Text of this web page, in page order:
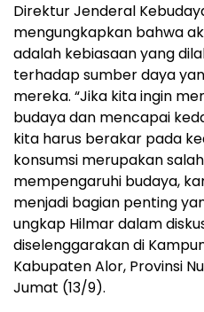
Direktur Jenderal
mengungkapkan bahwa
adalah kebiasaan yang
terhadap sumber daya
mereka. “Jika kita ingin
budaya dan mencapai
kita harus berakar pada
konsumsi merupakan
mempengaruhi budaya,
menjadi bagian penting
ungkap Hilmar dalam
diselenggarakan di
Kabupaten Alor, Provinsi
Jumat (13/9).